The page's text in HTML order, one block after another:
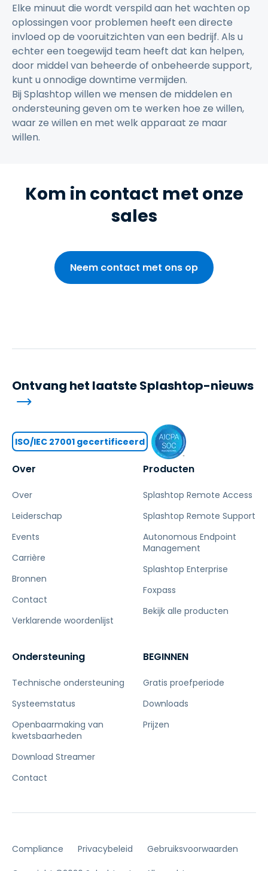
Elke minuut die wordt verspild aan het wachten op
oplossingen voor problemen heeft een directe
invloed op de vooruitzichten van een bedrijf. Als u
echter een toegewijd team heeft dat kan helpen,
door middel van beheerde of onbeheerde support,
kunt u onnodige downtime vermijden.
Bij Splashtop willen we mensen de middelen en
ondersteuning geven om te werken hoe ze willen,
waar ze willen en met welk apparaat ze maar
willen.
Kom in contact met onze
sales
Neem contact met ons op
Over
Over
Leiderschap
Events
Carrière
Bronnen
Contact
Verklarende woordenlijst
Producten
Splashtop Remote Access
Splashtop Remote Support
Autonomous Endpoint
Management
Splashtop Enterprise
Foxpass
Bekijk alle producten
Ondersteuning
Technische ondersteuning
Systeemstatus
Openbaarmaking van
kwetsbaarheden
Download Streamer
Contact
BEGINNEN
Gratis proefperiode
Downloads
Prijzen
Ontvang het laatste Splashtop-nieuws
ISO/IEC 27001 gecertificeerd
Compliance Privacybeleid Gebruiksvoorwaarden